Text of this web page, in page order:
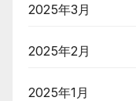
2025年3月
2025年2月
2025年1月